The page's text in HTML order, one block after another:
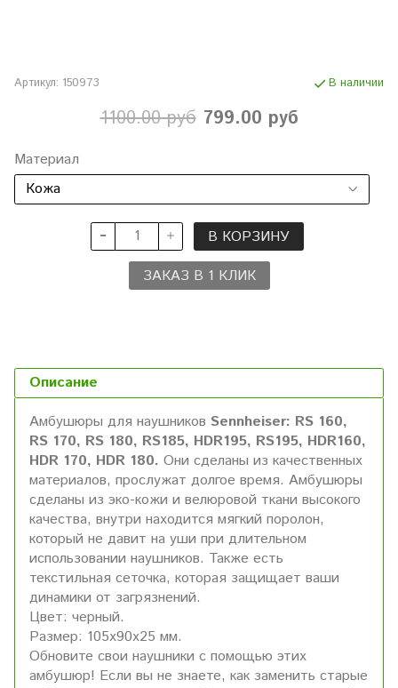
Артикул: 150973 В наличии
1100.00 руб 799.00 руб
Материал
В КОРЗИНУ
ЗАКАЗ В 1 КЛИК
Описание
Амбушюры для наушников Sennheiser: RS 160,
RS 170, RS 180, RS185, HDR195, RS195, HDR160,
HDR 170, HDR 180. Они сделаны из качественных
материалов, прослужат долгое время. Амбушюры
сделаны из эко-кожи и велюровой ткани высокого
качества, внутри находится мягкий поролон,
который не давит на уши при длительном
использовании наушников. Также есть
текстильная сеточка, которая защищает ваши
динамики от загрязнений.
Цвет: черный.
Размер: 105х90х25 мм.
Обновите свои наушники с помощью этих
амбушюр! Если вы не знаете, как заменить старые